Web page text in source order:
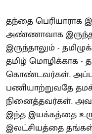
தந்தை பெரியாராக
அண்ணாவாக
இருந்தாலும் -
தமிழ் மொழிக்காக
கொண்டவர்கள்.
பணியாற்றுவதே
நினைத்தவர்கள்.
இந்த இயக்கத்தை
இலட்சியத்தை